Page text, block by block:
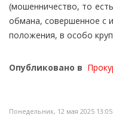
(мошенничество, то
обмана, совершенное с
положения, в особо
Опубликовано в
Понедельник, 12 мая 2025 13:05